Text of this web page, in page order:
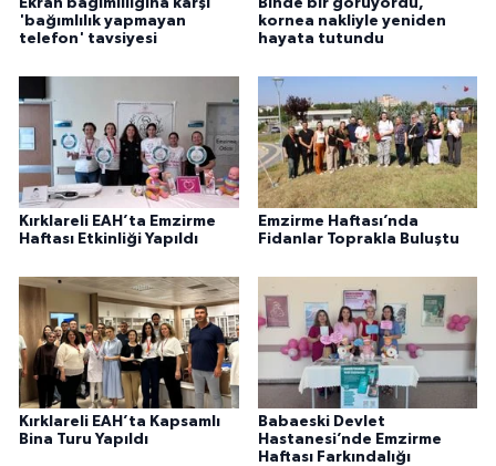
Ekran bağımlılığına karşı
'bağımlılık yapmayan
telefon' tavsiyesi
Binde bir görüyordu,
kornea nakliyle yeniden
hayata tutundu
Kırklareli EAH’ta Emzirme
Haftası Etkinliği Yapıldı
Emzirme Haftası’nda
Fidanlar Toprakla Buluştu
Kırklareli EAH’ta Kapsamlı
Bina Turu Yapıldı
Babaeski Devlet
Hastanesi’nde Emzirme
Haftası Farkındalığı